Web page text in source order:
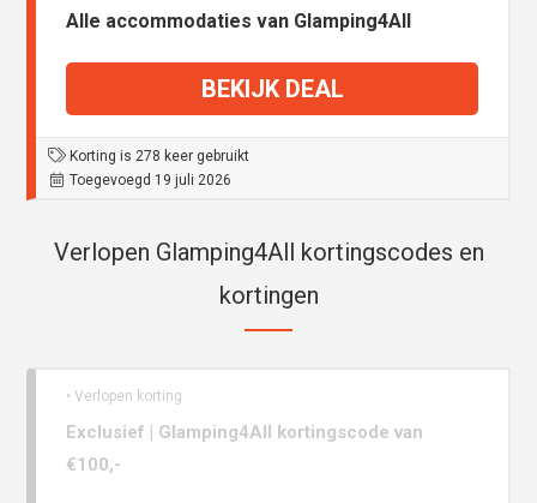
Alle accommodaties van Glamping4All
BEKIJK DEAL
Korting is 278 keer gebruikt
Toegevoegd 19 juli 2026
Verlopen Glamping4All kortingscodes en
kortingen
• Verlopen korting
Exclusief | Glamping4All kortingscode van
€100,-